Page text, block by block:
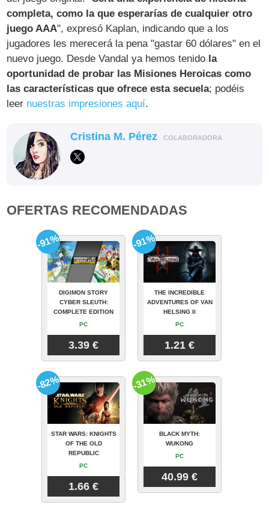
completa, como la que esperarías de cualquier otro
juego AAA", expresó Kaplan, indicando que a los
jugadores les merecerá la pena "gastar 60 dólares" en el
nuevo juego. Desde Vandal ya hemos tenido la
oportunidad de probar las Misiones Heroicas como
las características que ofrece esta secuela; podéis
leer nuestras impresiones aquí.
Cristina M. Pérez COLABORADORA
OFERTAS RECOMENDADAS
DIGIMON STORY
CYBER SLEUTH:
COMPLETE EDITION
PC
3.39 €
-91%
THE INCREDIBLE
ADVENTURES OF VAN
HELSING II
PC
1.21 €
-91%
STAR WARS: KNIGHTS
OF THE OLD
REPUBLIC
PC
1.66 €
-82%
BLACK MYTH:
WUKONG
PC
40.99 €
-31%